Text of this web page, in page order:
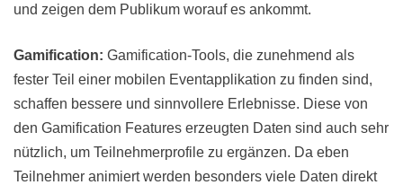
und zeigen dem Publikum worauf es ankommt.
Gamification: Gamification-Tools, die zunehmend als
fester Teil einer mobilen Eventapplikation zu finden sind,
schaffen bessere und sinnvollere Erlebnisse. Diese von
den Gamification Features erzeugten Daten sind auch sehr
nützlich, um Teilnehmerprofile zu ergänzen. Da eben
Teilnehmer animiert werden besonders viele Daten direkt